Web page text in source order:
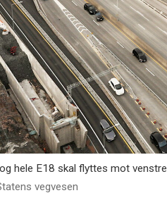
hele E18 skal flyttes mot
vegvesen